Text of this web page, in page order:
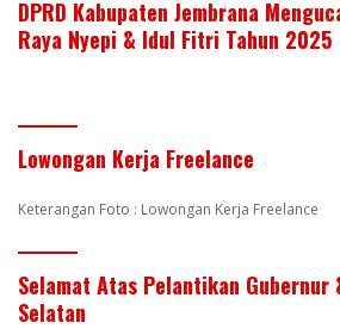
DPRD Kabupaten Jembrana
Raya Nyepi & Idul Fitri Tahun 2025
Lowongan Kerja Freelance
Keterangan Foto : Lowongan Kerja Freelance
Selamat Atas Pelantikan Gubernur
Selatan